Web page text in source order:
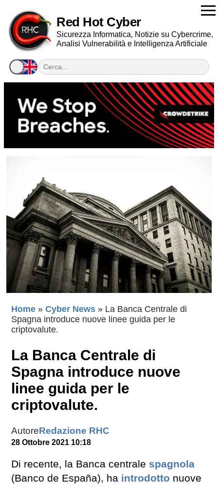
Red Hot Cyber
Sicurezza Informatica, Notizie su Cybercrime,
Analisi Vulnerabilità e Intelligenza Artificiale
Home » Cyber News » La Banca Centrale di
Spagna introduce nuove linee guida per le
criptovalute.
La Banca Centrale di
Spagna introduce nuove
linee guida per le
criptovalute.
AutoreRedazione RHC
28 Ottobre 2021 10:18
Di recente, la Banca centrale spagnola
(Banco de España), ha introdotto nuove